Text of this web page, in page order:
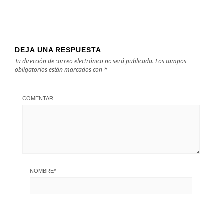
DEJA UNA RESPUESTA
Tu dirección de correo electrónico no será publicada. Los campos
obligatorios están marcados con *
COMENTAR
NOMBRE*